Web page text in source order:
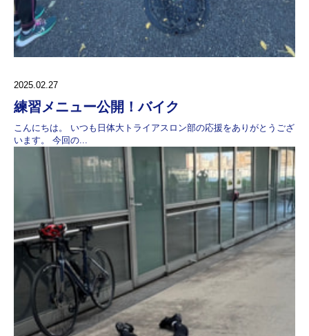
2025.02.27
練習メニュー公開！バイク
こんにちは。 いつも日体大トライアスロン部の応援をありがとうござ
います。 今回の...